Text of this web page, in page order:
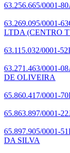
63.256.665/0001-80
63.269.095/0001-63
LTDA (CENTRO
63.115.032/0001-52
63.271.463/0001-08
DE OLIVEIRA
65.860.417/0001-70
65.863.897/0001-22
65.897.905/0001-51
DA SILVA